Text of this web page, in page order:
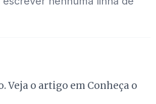
o artigo em Conheça o